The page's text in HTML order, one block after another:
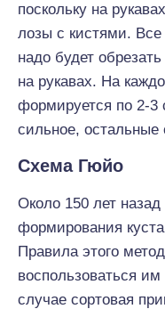
поскольку на
лозы с кистями. Все
надо будет
на рукавах. На
формируется по 2-3
сильное, остальные
Схема Гюйо
Около 150 лет
формирования
Правила этого
воспользоваться
случае сортовая